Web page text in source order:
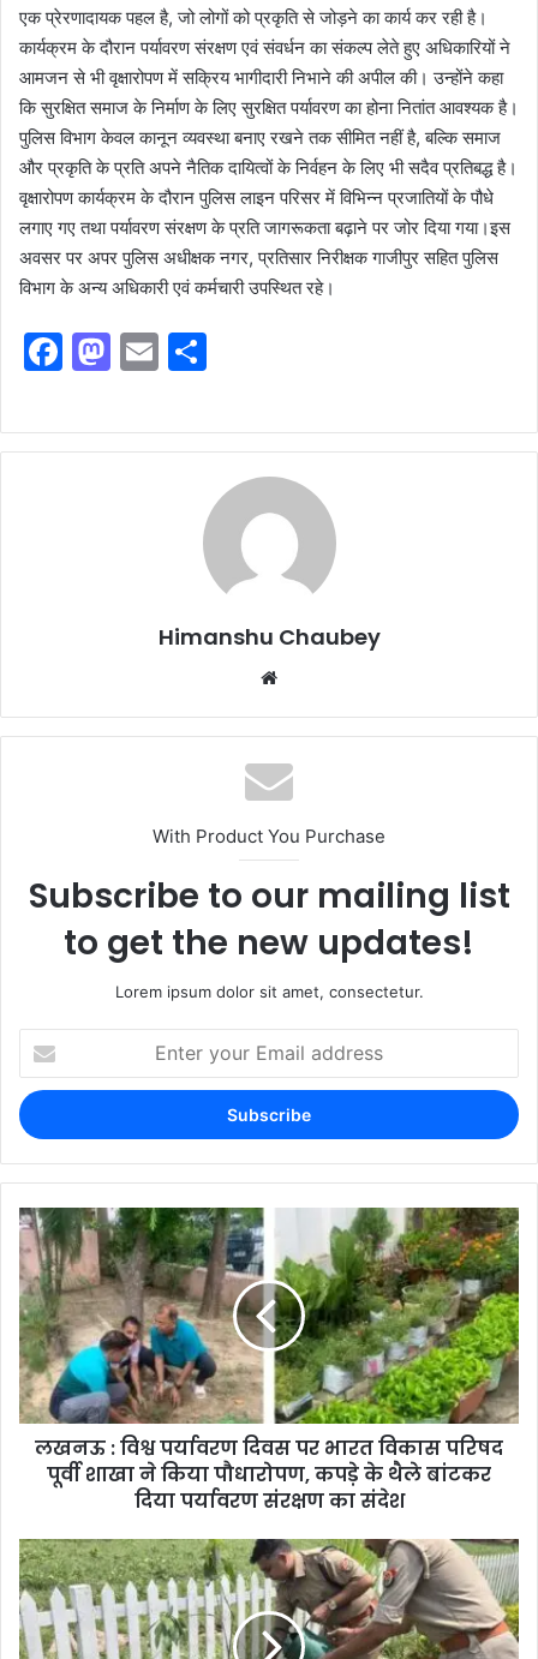
एक प्रेरणादायक पहल है, जो लोगों को प्रकृति से जोड़ने का कार्य कर रही है।
कार्यक्रम के दौरान पर्यावरण संरक्षण एवं संवर्धन का संकल्प लेते हुए अधिकारियों ने
आमजन से भी वृक्षारोपण में सक्रिय भागीदारी निभाने की अपील की। उन्होंने कहा
कि सुरक्षित समाज के निर्माण के लिए सुरक्षित पर्यावरण का होना नितांत आवश्यक है।
पुलिस विभाग केवल कानून व्यवस्था बनाए रखने तक सीमित नहीं है, बल्कि समाज
और प्रकृति के प्रति अपने नैतिक दायित्वों के निर्वहन के लिए भी सदैव प्रतिबद्ध है।
वृक्षारोपण कार्यक्रम के दौरान पुलिस लाइन परिसर में विभिन्न प्रजातियों के पौधे
लगाए गए तथा पर्यावरण संरक्षण के प्रति जागरूकता बढ़ाने पर जोर दिया गया।इस
अवसर पर अपर पुलिस अधीक्षक नगर, प्रतिसार निरीक्षक गाजीपुर सहित पुलिस
विभाग के अन्य अधिकारी एवं कर्मचारी उपस्थित रहे।
F
c
e
M
st
o
E
ai
l
ar
e
Himanshu Chaubey
With Product You Purchase
Subscribe to our mailing list
to get the new updates!
Lorem ipsum dolor sit amet, consectetur.
लखनऊ : विश्व पर्यावरण दिवस पर भारत विकास परिषद
पूर्वी शाखा ने किया पौधारोपण, कपड़े के थैले बांटकर
दिया पर्यावरण संरक्षण का संदेश